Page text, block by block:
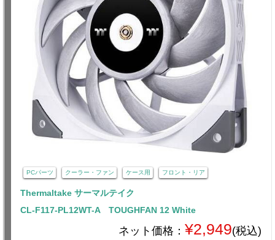
PCパーツ クーラー・ファン ケース用 フロント・リア
Thermaltake サーマルテイク
CL-F117-PL12WT-A TOUGHFAN 12 White
ネット価格： ¥2,949(税込)